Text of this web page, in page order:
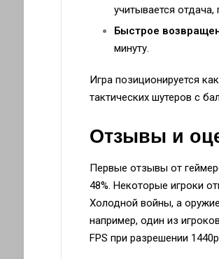
учитывается отдача,
Быстрое
минуту.
Игра позиционируется
тактических шутеров с
Отзывы и
Первые отзывы от
48%. Некоторые игроки
Холодной войны, а
например, один из
FPS при разрешении